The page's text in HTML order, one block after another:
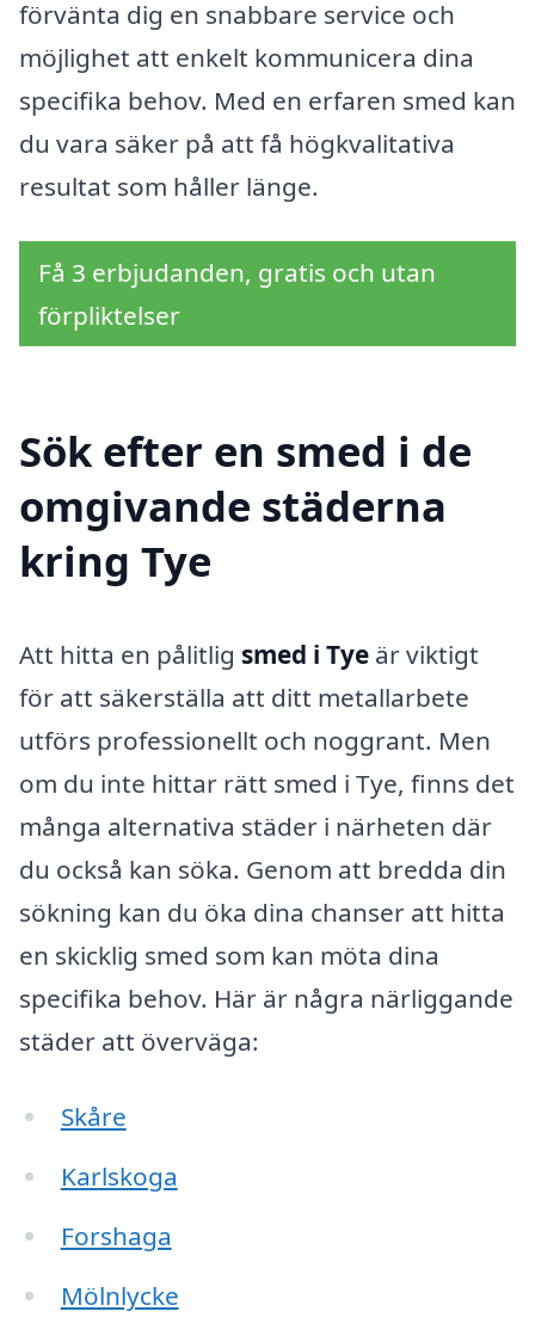
förvänta dig en snabbare service och
möjlighet att enkelt kommunicera dina
specifika behov. Med en erfaren smed kan
du vara säker på att få högkvalitativa
resultat som håller länge.
Få 3 erbjudanden, gratis och utan
förpliktelser
Sök efter en smed i de
omgivande städerna
kring Tye
Att hitta en pålitlig smed i Tye är viktigt
för att säkerställa att ditt metallarbete
utförs professionellt och noggrant. Men
om du inte hittar rätt smed i Tye, finns det
många alternativa städer i närheten där
du också kan söka. Genom att bredda din
sökning kan du öka dina chanser att hitta
en skicklig smed som kan möta dina
specifika behov. Här är några närliggande
städer att överväga:
Skåre
Karlskoga
Forshaga
Mölnlycke